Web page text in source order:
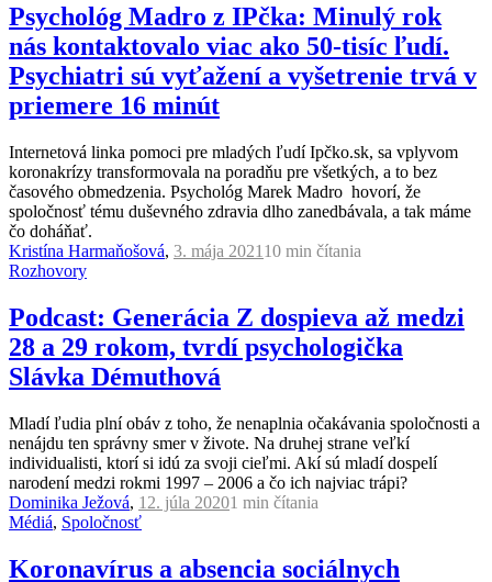
Psychológ Madro z IPčka: Minulý rok
nás kontaktovalo viac ako 50-tisíc ľudí.
Psychiatri sú vyťažení a vyšetrenie trvá v
priemere 16 minút
Internetová linka pomoci pre mladých ľudí Ipčko.sk, sa vplyvom
koronakrízy transformovala na poradňu pre všetkých, a to bez
časového obmedzenia. Psychológ Marek Madro hovorí, že
spoločnosť tému duševného zdravia dlho zanedbávala, a tak máme
čo doháňať.
Kristína Harmaňošová, 3. mája 2021 10 min čítania
Rozhovory
Podcast: Generácia Z dospieva až medzi
28 a 29 rokom, tvrdí psychologička
Slávka Démuthová
Mladí ľudia plní obáv z toho, že nenaplnia očakávania spoločnosti a
nenájdu ten správny smer v živote. Na druhej strane veľkí
individualisti, ktorí si idú za svoji cieľmi. Akí sú mladí dospelí
narodení medzi rokmi 1997 – 2006 a čo ich najviac trápi?
Dominika Ježová, 12. júla 20201 min čítania
Médiá, Spoločnosť
Koronavírus a absencia sociálnych